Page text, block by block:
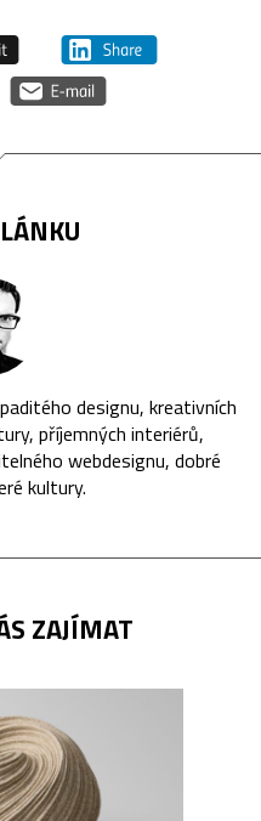
designu, kreativních
příjemných interiérů,
webdesignu, dobré
kultury.
ZAJÍMAT